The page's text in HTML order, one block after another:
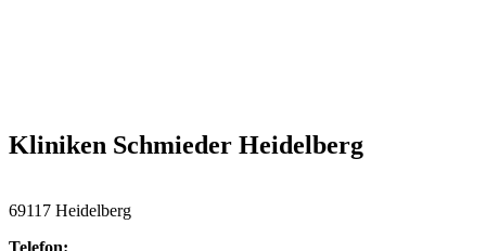
Kliniken Schmieder Heidelberg
69117 Heidelberg
Telefon: